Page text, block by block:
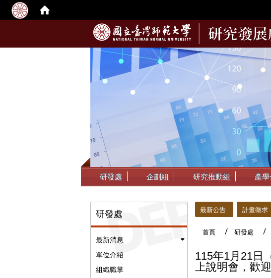
::: 研發處 企劃組 研究推動組 產
研發處
最新消息
單位介紹
組織職掌
最新公告 計畫徵求
首頁 研發處
115年1月 21日
上說明會，歡